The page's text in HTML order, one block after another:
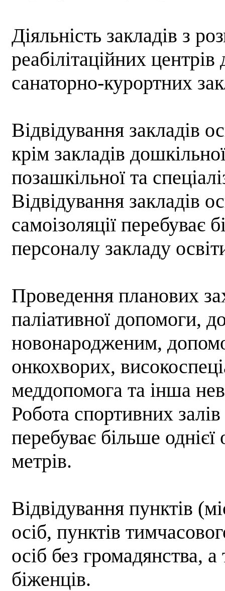
Діяльність закладів з
реабілітаційних
санаторно-курортних
Відвідування закладів
крім закладів
позашкільної та
Відвідування закладів
самоізоляції перебуває
персоналу закладу
Проведення планових
паліативної допомоги,
новонародженим,
онкохворих,
меддопомога та інша
Робота спортивних
перебуває більше
метрів.
Відвідування пунктів
осіб, пунктів
осіб без громадянства,
біженців.